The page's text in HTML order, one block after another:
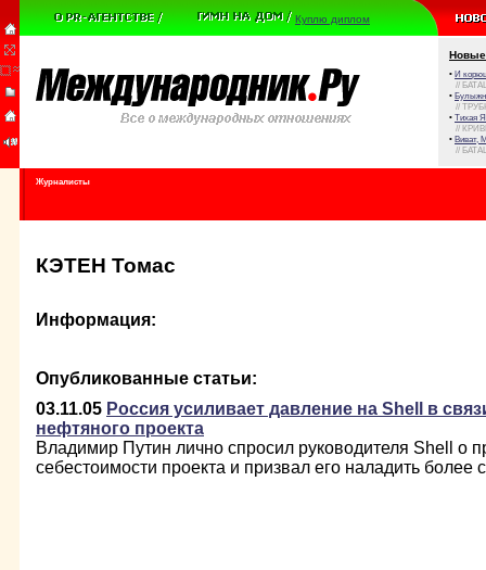
Куплю диплом
Новые
• И
//
•
//
• Тихая
//
• Виват,
//
Журналисты
КЭТЕН Томас
Информация:
Опубликованные статьи:
03.11.05 Россия усиливает давление на Shell в
нефтяного проекта
Владимир Путин лично спросил руководителя Shell о
себестоимости проекта и призвал его наладить более